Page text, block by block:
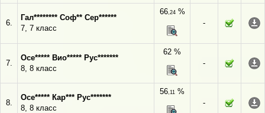
6.
Гал******** Соф** Сер******
7, 7 класс
66,24%
-
7.
Осе***** Вио***** Рус*******
8, 8 класс
62 %
-
8.
Осе***** Кар*** Рус*******
8, 8 класс
56,11 %
-